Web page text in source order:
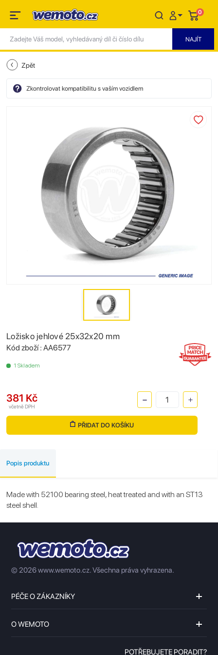
0
Zpět
Zkontrolovat kompatibilitu s vaším vozidlem
Ložisko jehlové 25x32x20 mm
Kód zboží : AA6577
1 Skladem
381 Kč
včetně DPH
PŘIDAT DO KOŠÍKU
Popis produktu
Made with 52100 bearing steel, heat treated and with an ST13
steel shell.
© 2026 www.wemoto.cz.Všechna práva vyhrazena.
PÉČE O ZÁKAZNÍKY
O WEMOTO
POTŘEBUJETE PORADIT?